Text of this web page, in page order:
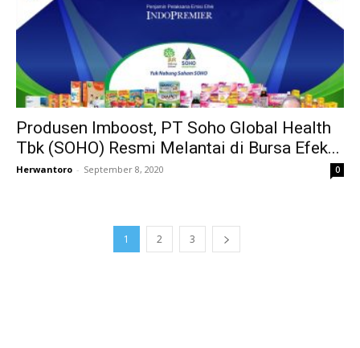
Produsen Imboost, PT Soho Global Health
Tbk (SOHO) Resmi Melantai di Bursa Efek...
Herwantoro - September 8, 2020 0
1 2 3